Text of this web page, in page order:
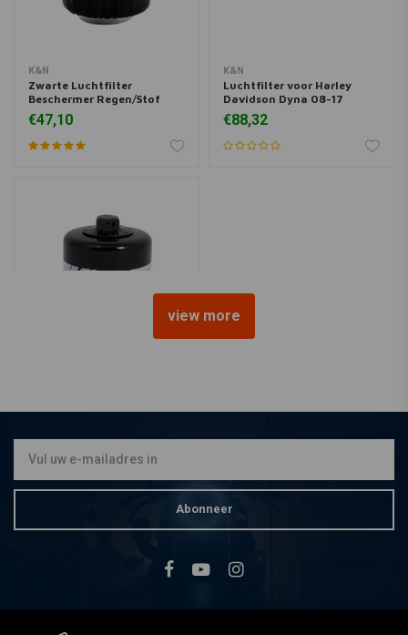
K&N
Zwarte Luchtfilter
Beschermer Regen/Stof
€47,10
K&N
Luchtfilter voor Harley
Davidson Dyna 08-17
€88,32
Davidson XG500/750 +
view more
Abonneer